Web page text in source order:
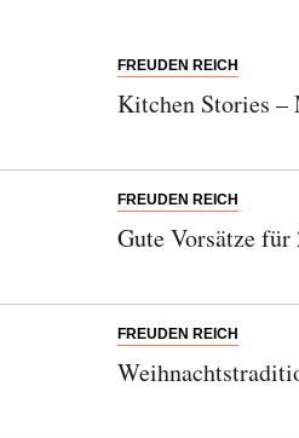
FREUDEN REICH
Kitchen Stories –
FREUDEN REICH
Gute Vorsätze für
FREUDEN REICH